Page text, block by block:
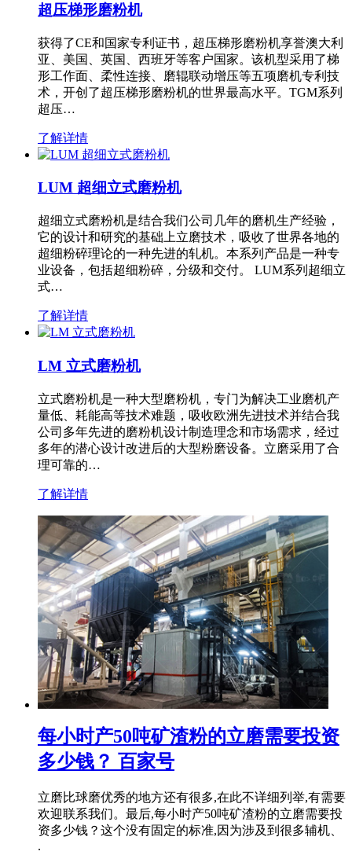
超压梯形磨粉机
获得了CE和国家专利证书，超压梯形磨粉机享誉澳大利
亚、美国、英国、西班牙等客户国家。该机型采用了梯
形工作面、柔性连接、磨辊联动增压等五项磨机专利技
术，开创了超压梯形磨粉机的世界最高水平。TGM系列
超压…
了解详情
LUM 超细立式磨粉机
超细立式磨粉机是结合我们公司几年的磨机生产经验，
它的设计和研究的基础上立磨技术，吸收了世界各地的
超细粉碎理论的一种先进的轧机。本系列产品是一种专
业设备，包括超细粉碎，分级和交付。 LUM系列超细立
式…
了解详情
LM 立式磨粉机
立式磨粉机是一种大型磨粉机，专门为解决工业磨机产
量低、耗能高等技术难题，吸收欧洲先进技术并结合我
公司多年先进的磨粉机设计制造理念和市场需求，经过
多年的潜心设计改进后的大型粉磨设备。立磨采用了合
理可靠的…
了解详情
每小时产50吨矿渣粉的立磨需要投资
多少钱？ 百家号
立磨比球磨优秀的地方还有很多,在此不详细列举,有需要
欢迎联系我们。最后,每小时产50吨矿渣粉的立磨需要投
资多少钱？这个没有固定的标准,因为涉及到很多辅机、
.